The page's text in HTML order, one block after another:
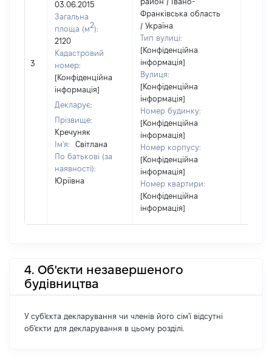
3
03.06.2015
Загальна
площа (м2):
2120
Кадастровий
номер:
[Конфіденційна
інформація]
Декларує:
Прізвище:
Кречуняк
Ім'я:
Світлана
По батькові (за
наявності):
Юріївна
Франківська область
/ Україна
Тип вулиці:
[Конфіденційна
інформація]
Вулиця:
[Конфіденційна
інформація]
Номер будинку:
[Конфіденційна
інформація]
Номер корпусу:
[Конфіденційна
інформація]
Номер квартири:
[Конфіденційна
інформація]
4. Об'єкти незавершеного
будівництва
У суб'єкта декларування чи членів його сім'ї відсутні
об'єкти для декларування в цьому розділі.